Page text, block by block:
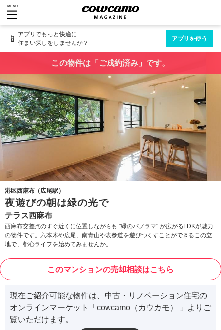
MENU
📱 アプリでもっと快適に
住まい探しをしませんか？
アプリを使う
この物件は「ご成約済み」です。
港区西麻布（広尾駅）
夜遊びの朝は緑の光で
テラス西麻布
​西麻布交差点のすぐ近くに位置しながらも "緑のパノラマ" が広がるLDKが魅力
の物件です。六本木や広尾、南青山や表参道を遊びつくすことができるこの立
地で、都心ライフを始めてみませんか。
このマンションの売却相談はこちら
現在ご紹介可能な物件は、中古・リノベーション住宅の
オンラインマーケット「 cowcamo（カウカモ）
」よりご
覧いただけます。